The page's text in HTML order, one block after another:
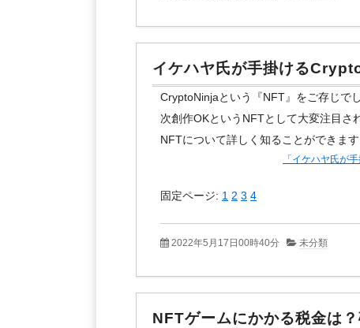
イケハヤ氏が手掛ける
CryptoNinjaという『NFT』をご存じで
次創作OKというNFTとして大変注目さ
NFTについて詳しく知ることができます
「イケハヤ氏が
固定ページ: 1 2 3 4
2022年5月17日00時40分 未分類
NFTゲームにかかる税金は